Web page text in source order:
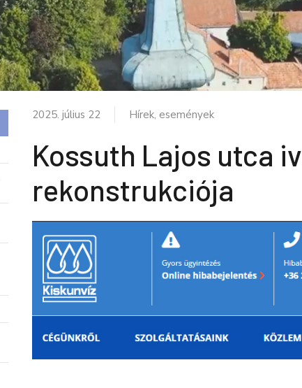
2025. július 22 Hírek, események
Kossuth Lajos utca
rekonstrukciója